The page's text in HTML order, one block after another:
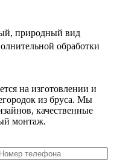
природный вид
обработки
на изготовлении и
из бруса. Мы
качественные
монтаж.